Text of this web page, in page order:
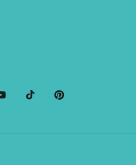
TikTokPinterest